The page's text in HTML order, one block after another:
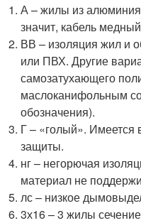
А – жилы из
значит, кабель
ВВ – изоляция жил и
или ПВХ. Другие
самозатухающего
маслоканифольным
обозначения).
Г – «голый». Имеется
защиты.
нг – негорючая
материал не
лс – низкое
3х16 – 3 жилы